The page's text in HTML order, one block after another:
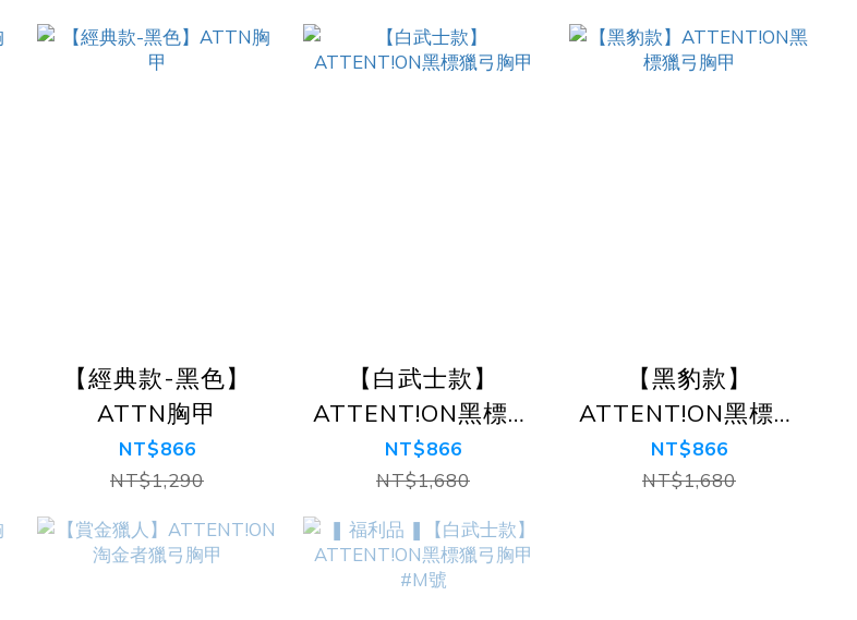
【經典款-黑色】
ATTN胸甲
NT$866
NT$1,290
【白武士款】
ATTENT!ON黑標獵
弓胸甲
NT$866
NT$1,680
【黑豹款】
ATTENT!ON黑標獵
弓胸甲
NT$866
NT$1,680